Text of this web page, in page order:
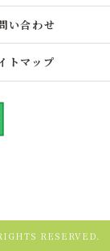
い合わせ
トマップ
RESERVED.